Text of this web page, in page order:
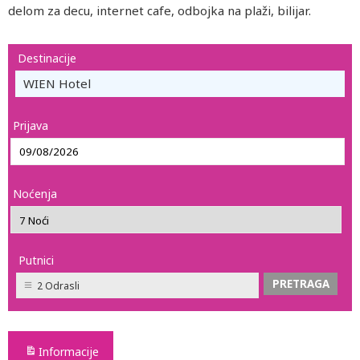
delom za decu, internet cafe, odbojka na plaži, bilijar.
Destinacije
WIEN Hotel
Prijava
Noćenja
Putnici
2 Odrasli
Informacije